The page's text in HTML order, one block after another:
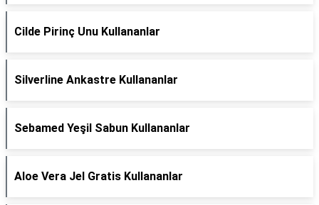
Cilde Pirinç Unu Kullananlar
Silverline Ankastre Kullananlar
Sebamed Yeşil Sabun Kullananlar
Aloe Vera Jel Gratis Kullananlar